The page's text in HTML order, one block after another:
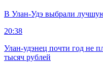
В Улан-Удэ выбрали
20:38
Улан-удэнец почти год не
тысяч рублей